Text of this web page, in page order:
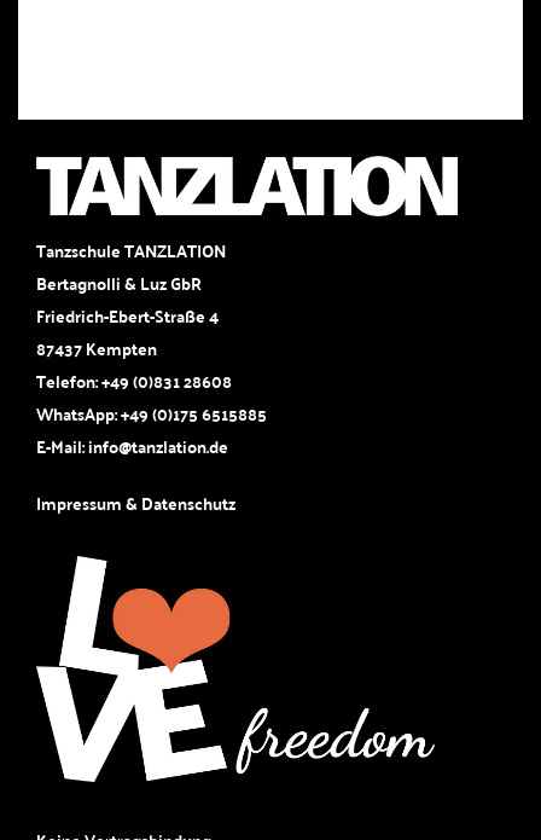
Tanzschule TANZLATION
Bertagnolli & Luz GbR
Friedrich-Ebert-Straße 4
87437 Kempten
Telefon:+49 (0)831 28608
WhatsApp:+49 (0)175 6515885
E-Mail:info@tanzlation.de
Impressum & Datenschutz